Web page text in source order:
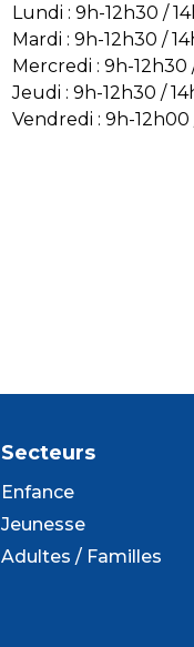
Lundi : 9h-12h30 /
Mardi : 9h-12h30 /
Mercredi : 9h-12h30
Jeudi : 9h-12h30 /
Vendredi : 9h-
Secteurs
Enfance
Jeunesse
Adultes / Familles